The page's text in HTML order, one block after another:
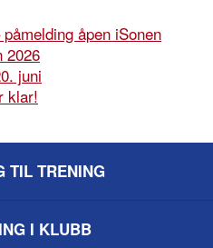
åpen iSonen
2026
juni
klar!
TIL TRENING
I KLUBB